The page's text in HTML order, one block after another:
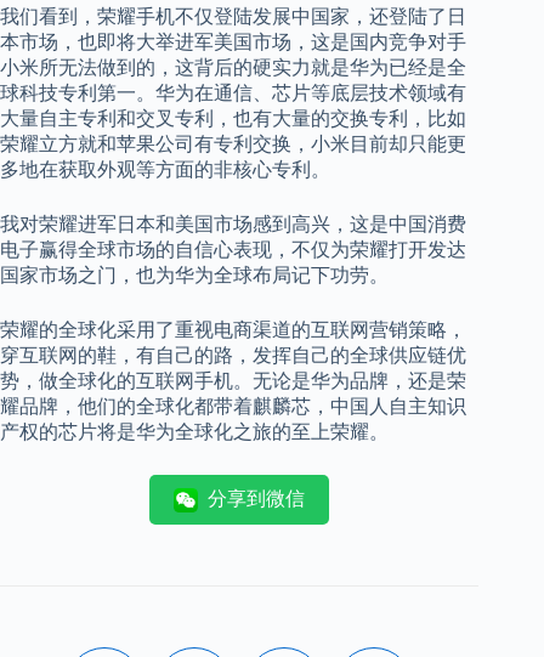
我们看到，荣耀手机不仅登陆发展中国家，还登陆了日
本市场，也即将大举进军美国市场，这是国内竞争对手
小米所无法做到的，这背后的硬实力就是华为已经是全
球科技专利第一。华为在通信、芯片等底层技术领域有
大量自主专利和交叉专利，也有大量的交换专利，比如
荣耀立方就和苹果公司有专利交换，小米目前却只能更
多地在获取外观等方面的非核心专利。
我对荣耀进军日本和美国市场感到高兴，这是中国消费
电子赢得全球市场的自信心表现，不仅为荣耀打开发达
国家市场之门，也为华为全球布局记下功劳。
荣耀的全球化采用了重视电商渠道的互联网营销策略，
穿互联网的鞋，有自己的路，发挥自己的全球供应链优
势，做全球化的互联网手机。无论是华为品牌，还是荣
耀品牌，他们的全球化都带着麒麟芯，中国人自主知识
产权的芯片将是华为全球化之旅的至上荣耀。
分享到微信